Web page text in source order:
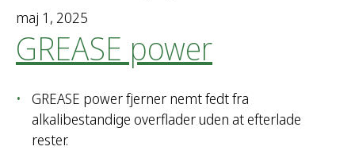
maj 1, 2025
GREASE power
GREASE power fjerner nemt fedt fra
alkalibestandige overflader uden at efterlade
rester.